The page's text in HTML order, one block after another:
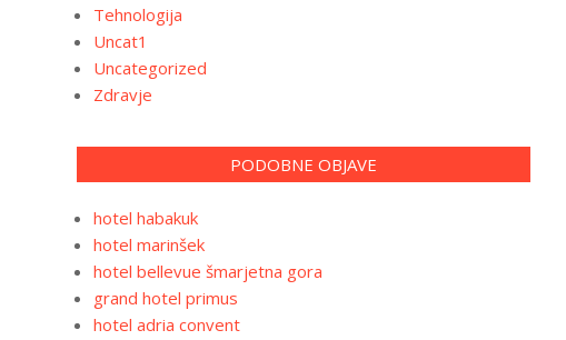
Tehnologija
Uncat1
Uncategorized
Zdravje
PODOBNE OBJAVE
hotel habakuk
hotel marinšek
hotel bellevue šmarjetna gora
grand hotel primus
hotel adria convent